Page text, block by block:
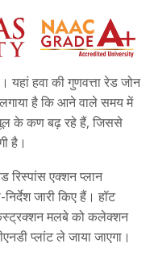
यहां हवा की गुणवत्ता रेड जोन
है कि आने वाले समय में
धूल के कण बढ़ रहे हैं, जिससे
है।
रिस्पांस एक्शन प्लान
जारी किए हैं। हॉट
कंस्ट्रक्शन मलबे को कलेक्शन
प्लांट ले जाया जाएगा।